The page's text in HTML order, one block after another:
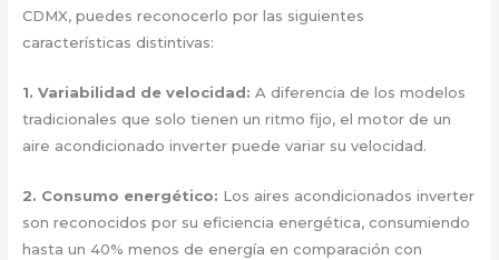
CDMX, puedes reconocerlo por las siguientes
características distintivas:
1.Variabilidad de velocidad: A diferencia de los modelos
tradicionales que solo tienen un ritmo fijo, el motor de un
aire acondicionado inverter puede variar su velocidad.
2. Consumo energético: Los aires acondicionados inverter
son reconocidos por su eficiencia energética, consumiendo
hasta un 40% menos de energía en comparación con